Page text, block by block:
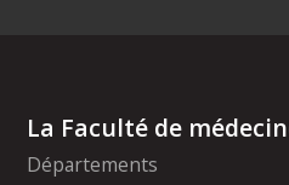
La Faculté de
Départements